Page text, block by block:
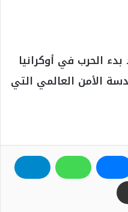
الحرب في أوكرانيا
الأمن العالمي التي